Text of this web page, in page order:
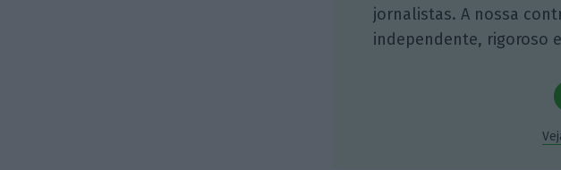
jornalistas. A nossa
independente, rigoroso